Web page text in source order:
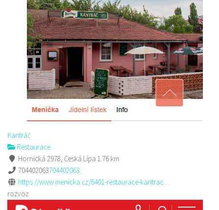
Kantráč
Restaurace
Hornická 2978, Česká Lípa 1.76 km
704402063704402063
https://www.menicka.cz/6401-restaurace-kantrac....
rozvoz